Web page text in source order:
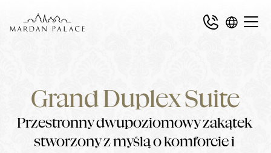
Grand Duplex Suite
Przestronny dwupoziomowy zakątek
stworzony z myślą o komforcie i